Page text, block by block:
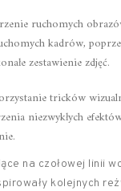
ruchomych
kadrów,
zestawienie zdjęć.
tricków
niezwykłych
na czołowej linii
kolejnych